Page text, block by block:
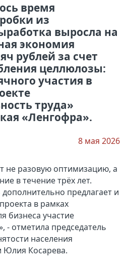
время
из
выросла на
экономия
рублей за счет
целлюлозы:
участия в
труда»
«Ленгофра».
8 мая 2026
не разовую оптимизацию, а
в течение трёх лет.
предлагает и
в рамках
бизнеса участие
- отметила председатель
населения
Юлия Косарева.